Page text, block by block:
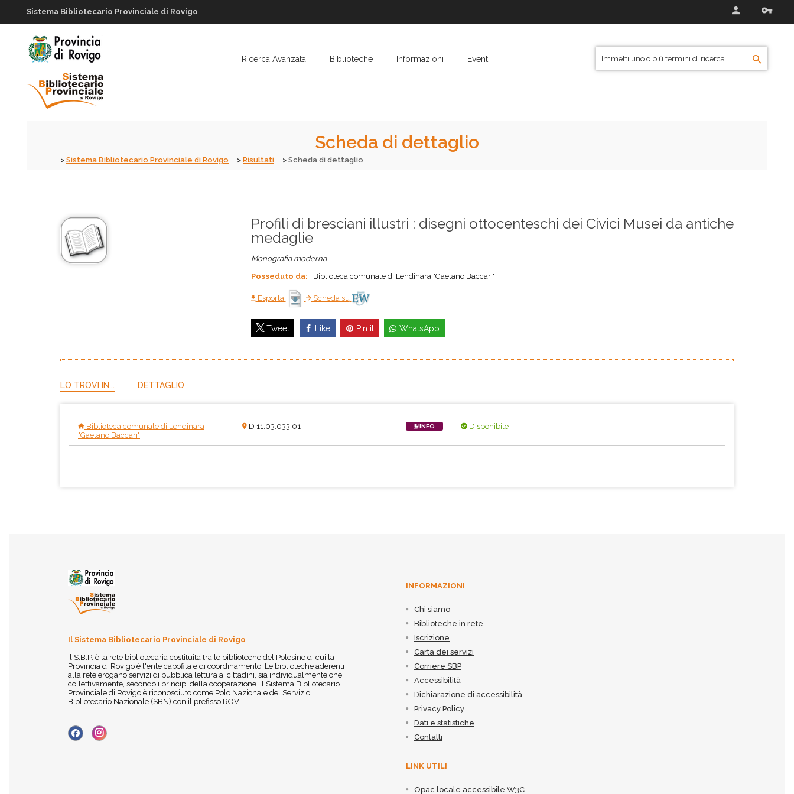
Sistema Bibliotecario Provinciale di Rovigo
Ricerca Avanzata Biblioteche Informazioni Eventi
Scheda di dettaglio
Sistema Bibliotecario Provinciale di Rovigo Risultati Scheda di dettaglio
Profili di bresciani illustri : disegni ottocenteschi dei Civici Musei da antiche
medaglie
Monografia moderna
Posseduto da:
Biblioteca comunale di Lendinara "Gaetano Baccari"
Esporta Scheda su
Tweet Like Pin it WhatsApp
LO TROVI IN... DETTAGLIO
Biblioteca comunale di Lendinara
"Gaetano Baccari"
D 11.03.033 01 INFO Disponibile
Il Sistema Bibliotecario Provinciale di Rovigo
Il S.B.P. è la rete bibliotecaria costituita tra le biblioteche del Polesine di cui la
Provincia di Rovigo è l'ente capofila e di coordinamento. Le biblioteche aderenti
alla rete erogano servizi di pubblica lettura ai cittadini, sia individualmente che
collettivamente, secondo i principi della cooperazione. Il Sistema Bibliotecario
Provinciale di Rovigo è riconosciuto come Polo Nazionale del Servizio
Bibliotecario Nazionale (SBN) con il prefisso ROV.
INFORMAZIONI
Chi siamo
Biblioteche in rete
Iscrizione
Carta dei servizi
Corriere SBP
Accessibilità
Dichiarazione di accessibilità
Privacy Policy
Dati e statistiche
Contatti
LINK UTILI
Opac locale accessibile W3C